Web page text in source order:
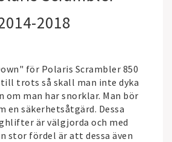
2018
för Polaris Scrambler 850
till trots så skall man inte dyka
om man har snorklar. Man bör
en säkerhetsåtgärd. Dessa
är välgjorda och med
stor fördel är att dessa även